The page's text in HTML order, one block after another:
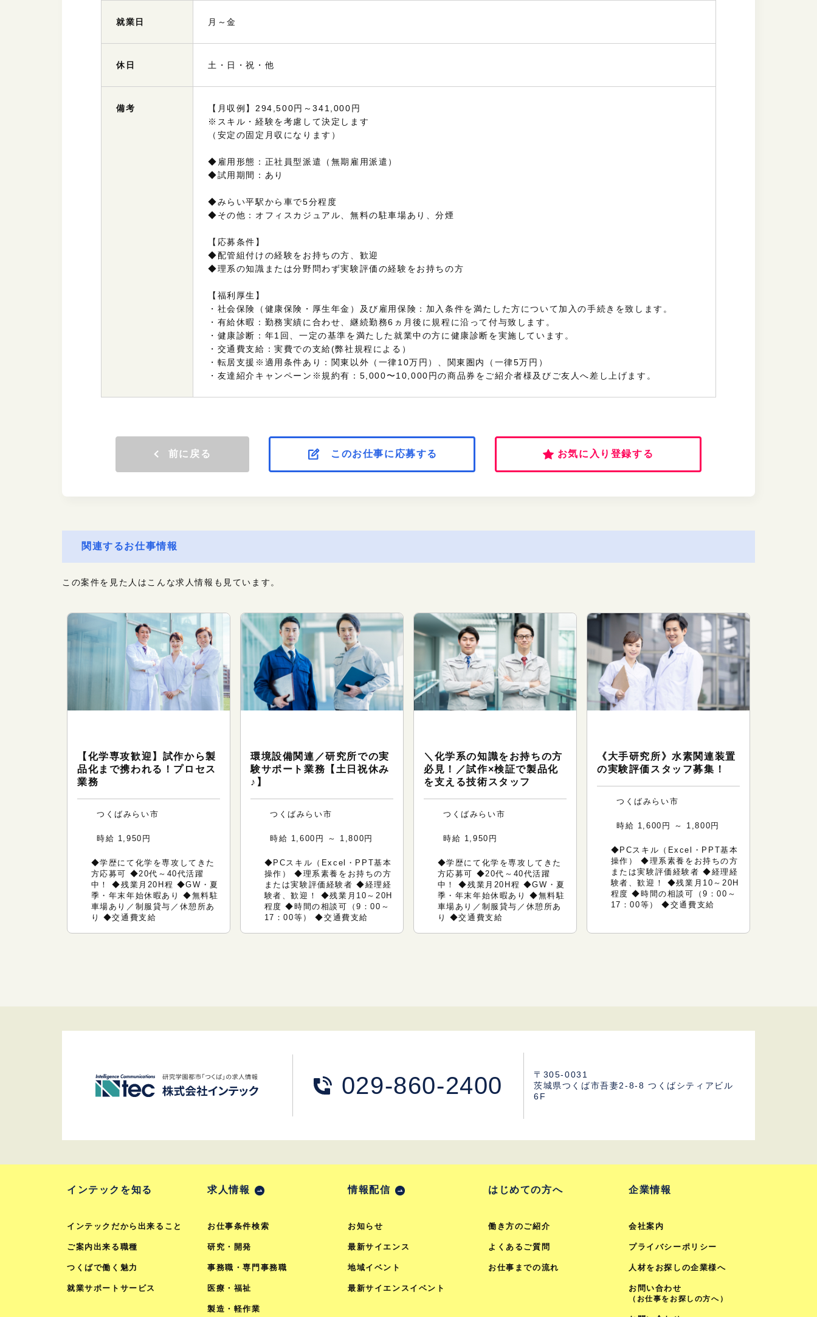
就業日 月～金
休日 土・日・祝・他
備考
【月収例】294,500円～341,000円
※スキル・経験を考慮して決定します
（安定の固定月収になります）
◆雇用形態： 正社員型派遣（無期雇用派遣）
◆試用期間：あり
◆みらい平駅から車で5分程度
◆その他：オフィスカジュアル、無料の駐車場あり、分煙
【応募条件】
◆配管組付けの経験をお持ちの方、歓迎
◆理系の知識または分野問わず実験評価の経験をお持ちの方
【福利厚生】
・社会保険（健康保険・厚生年金）及び雇用保険：加入条件を満たした方について加入の手続きを致します。
・有給休暇：勤務実績に合わせ、継続勤務6ヵ月後に規程に沿って付与致します。
・健康診断：年1回、一定の基準を満たした就業中の方に健康診断を実施しています。
・交通費支給：実費での支給(弊社規程による）
・転居支援※適用条件あり：関東以外（一律10万円）、関東圏内（一律5万円）
・友達紹介キャンペーン※規約有：5,000〜10,000円の商品券をご紹介者様及びご友人へ差し上げます。
前に戻る このお仕事に応募する お気に入り登録する
関連するお仕事情報
この案件を見た人はこんな求人情報も見ています。
【化学専攻歓迎】試作から製
品化まで携われる！プロセス
業務
つくばみらい市
時給 1,950円
◆学歴にて化学を専攻してきた
方応募可 ◆20代～40代活躍
中！ ◆残業月20H程 ◆GW・夏
季・年末年始休暇あり ◆無料駐
車場あり／制服貸与／休憩所あ
り ◆交通費支給
環境設備関連／研究所での実
験サポート業務【土日祝休み
♪】
つくばみらい市
時給 1,600円 ～ 1,800円
◆PCスキル（Excel・PPT基本
操作） ◆理系素養をお持ちの方
または実験評価経験者 ◆経理経
験者、歓迎！ ◆残業月10～20H
程度 ◆時間の相談可（9：00～
17：00等） ◆交通費支給
＼化学系の知識をお持ちの方
必見！／試作×検証で製品化
を支える技術スタッフ
つくばみらい市
時給 1,950円
◆学歴にて化学を専攻してきた
方応募可 ◆20代～40代活躍
中！ ◆残業月20H程 ◆GW・夏
季・年末年始休暇あり ◆無料駐
車場あり／制服貸与／休憩所あ
り ◆交通費支給
《大手研究所》水素関連装置
の実験評価スタッフ募集！
つくばみらい市
時給 1,600円 ～ 1,800円
◆PCスキル（Excel・PPT基本
操作） ◆理系素養をお持ちの方
または実験評価経験者 ◆経理経
験者、歓迎！ ◆残業月10～20H
程度 ◆時間の相談可（9：00～
17：00等） ◆交通費支給
029-860-2400
〒305-0031
茨城県つくば市吾妻2-8-8 つくばシティアビル
6F
インテックを知る
インテックだから出来ること
ご案内出来る職種
つくばで働く魅力
就業サポートサービス
求人情報
お仕事条件検索
研究・開発
事務職・専門事務職
医療・福祉
製造・軽作業
情報配信
お知らせ
最新サイエンス
地域イベント
最新サイエンスイベント
はじめての方へ
働き方のご紹介
よくあるご質問
お仕事までの流れ
企業情報
会社案内
プライバシーポリシー
人材をお探しの企業様へ
お問い合わせ
（お仕事をお探しの方へ）